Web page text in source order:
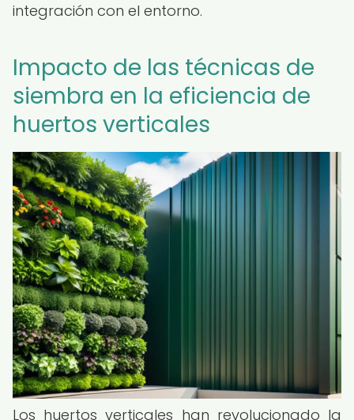
integración con el entorno.
Impacto de las técnicas de
siembra en la eficiencia de
huertos verticales
Los huertos verticales han revolucionado la